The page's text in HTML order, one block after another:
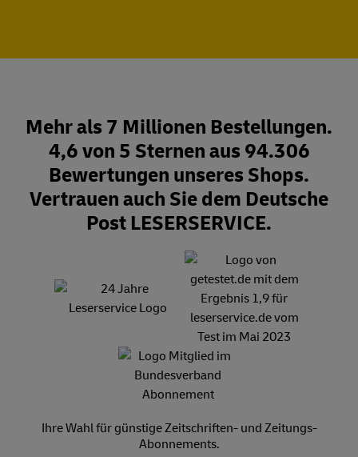
Mehr als 7 Millionen Bestellungen.
4,6 von 5 Sternen aus 94.306
Bewertungen unseres Shops.
Vertrauen auch Sie dem Deutsche
Post LESERSERVICE.
Ihre Wahl für günstige Zeitschriften- und Zeitungs-
Abonnements.